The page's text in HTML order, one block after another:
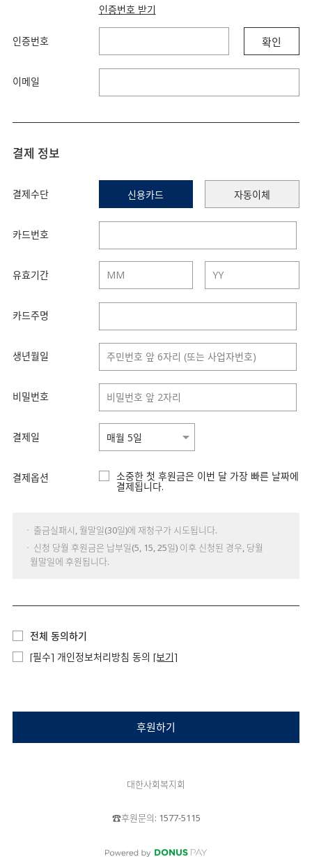
인증번호 받기
인증번호 확인
이메일
결제 정보
결제수단 신용카드 자동이체
카드번호
유효기간
카드주명
생년월일
비밀번호
결제일
결제옵션 소중한 첫 후원금은 이번 달 가장 빠른 날짜에
결제됩니다.
ㆍ 출금실패시, 월말일(30일)에 재청구가 시도됩니다.
ㆍ 신청 당월 후원금은 납부일(5, 15, 25일) 이후 신청된 경우, 당월
월말일에 후원됩니다.
전체 동의하기
[필수] 개인정보처리방침 동의 [보기]
후원하기
대한사회복지회
☎후원문의: 1577-5115